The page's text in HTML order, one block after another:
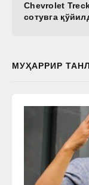
Chevrolet
сотувга
МУҲАРРИР